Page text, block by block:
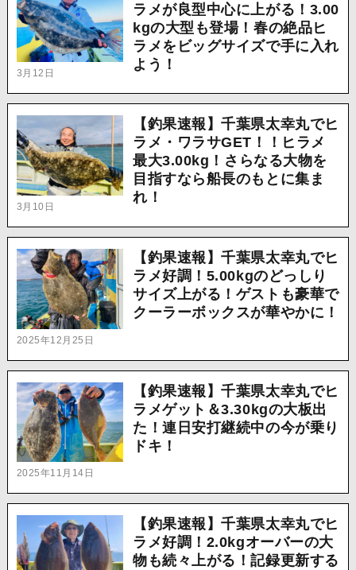
3月12日
ラメが良型中心に上がる！3.00
kgの大型も登場！春の絶品ヒ
ラメをビッグサイズで手に入れ
よう！
3月10日
【釣果速報】千葉県太幸丸でヒ
ラメ・ワラサGET！！ヒラメ
最大3.00kg！さらなる大物を
目指すなら船長のもとに集ま
れ！
2025年12月25日
【釣果速報】千葉県太幸丸でヒ
ラメ好調！5.00kgのどっしり
サイズ上がる！ゲストも豪華で
クーラーボックスが華やかに！
2025年11月14日
【釣果速報】千葉県太幸丸でヒ
ラメゲット＆3.30kgの大板出
た！連日安打継続中の今が乗り
ドキ！
【釣果速報】千葉県太幸丸でヒ
ラメ好調！2.0kgオーバーの大
物も続々上がる！記録更新する